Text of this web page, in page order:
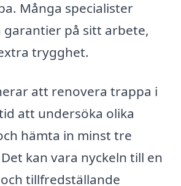
Många specialister
garantier på sitt arbete,
trygghet.
att renovera trappa i
att undersöka olika
hämta in minst tre
kan vara nyckeln till en
tillfredställande